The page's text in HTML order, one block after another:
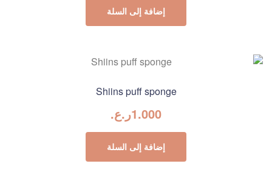
إضافة إلى السلة
Shiins puff sponge
1.000ر.ع.
إضافة إلى السلة